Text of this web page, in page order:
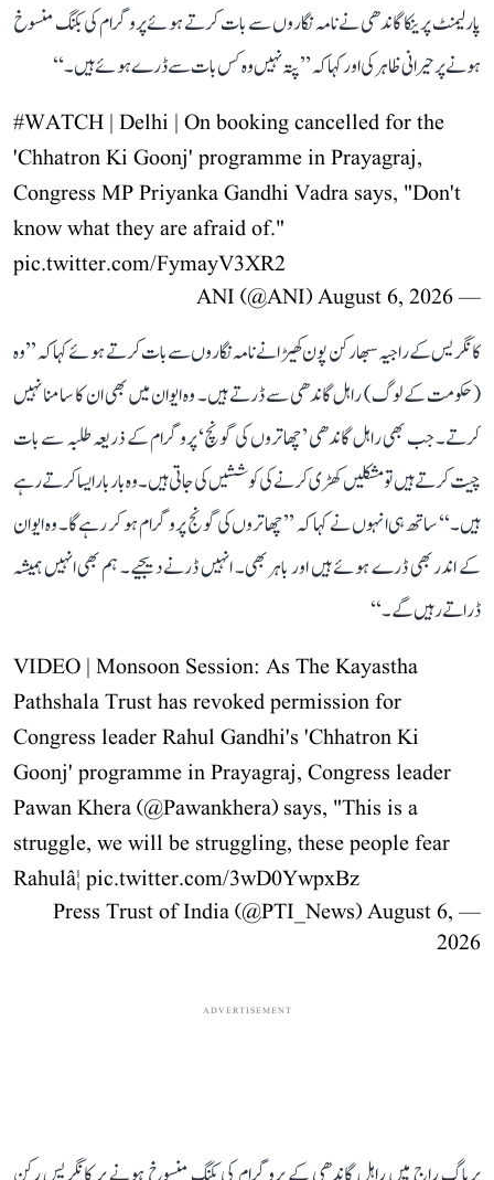
پارلیمنٹ پرینکا گاندھی نے نامہ نگاروں سے بات کرتے ہوئے پروگرام کی بکنگ منسوخ
ہونے پر حیرانی ظاہر کی اور کہا کہ ’’پتہ نہیں وہ کس بات سے ڈرے ہوئے ہیں۔‘‘
#WATCH | Delhi | On booking cancelled for the
'Chhatron Ki Goonj' programme in Prayagraj,
Congress MP Priyanka Gandhi Vadra says, "Don't
know what they are afraid of."
pic.twitter.com/FymayV3XR2
— ANI (@ANI)
August 6, 2026
کانگریس کے راجیہ سبھا رکن پون کھیڑا نے نامہ نگاروں سے بات کرتے ہوئے کہا کہ ’’وہ
(حکومت کے لوگ) راہل گاندھی سے ڈرتے ہیں۔ وہ ایوان میں بھی ان کا سامنا نہیں
کرتے۔ جب بھی راہل گاندھی ’چھاتروں کی گونچ‘ پروگرام کے ذریعہ طلبہ سے بات
چیت کرتے ہیں تو مشکلیں کھڑی کرنے کی کوششیں کی جاتی ہیں۔ وہ بار بار ایسا کرتے رہے
ہیں۔‘‘ ساتھ ہی انہوں نے کہا کہ ’’چھاتروں کی گونج پروگرام ہو کر رہے گا۔ وہ ایوان
کے اندر بھی ڈرے ہوئے ہیں اور باہر بھی۔ انہیں ڈرنے دیجیے۔ ہم بھی انہیں ہمیشہ
ڈراتے رہیں گے۔‘‘
VIDEO | Monsoon Session: As The Kayastha
Pathshala Trust has revoked permission for
Congress leader Rahul Gandhi's 'Chhatron Ki
Goonj' programme in Prayagraj, Congress leader
Pawan Khera (@Pawankhera) says, "This is a
struggle, we will be struggling, these people fear
Rahulâ¦ pic.twitter.com/3wD0YwpxBz
— Press Trust of India (@PTI_News)
August 6,
2026
ADVERTISEMENT